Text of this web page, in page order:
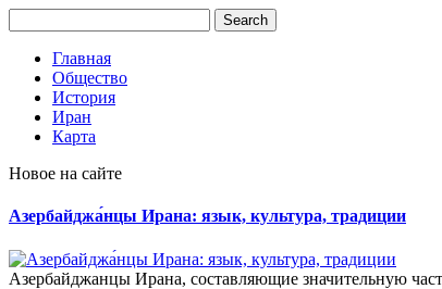
Главная
Общество
История
Иран
Карта
Новое на сайте
Азербайджа́нцы Ирана: язык, культура, традиции
Азербайджанцы Ирана, составляющие значительную